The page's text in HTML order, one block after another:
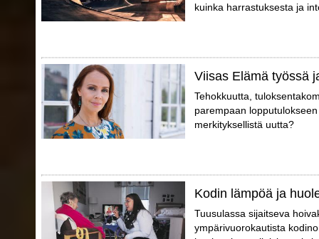
kuinka harrastuksesta ja
Viisas Elämä työssä
Tehokkuutta,
parempaan
merkityksellistä uutta?
Kodin lämpöä ja
Tuusulassa sijaitseva
ympärivuorokautista